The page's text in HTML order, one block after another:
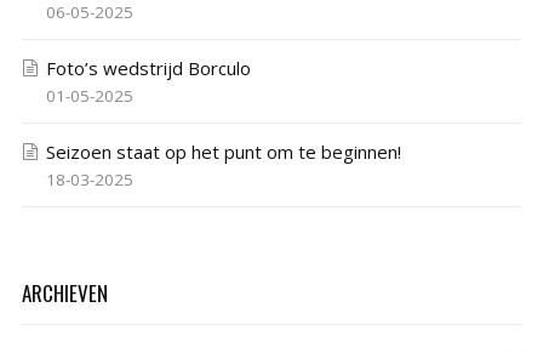
06-05-2025
Foto’s wedstrijd Borculo
01-05-2025
Seizoen staat op het punt om te beginnen!
18-03-2025
ARCHIEVEN